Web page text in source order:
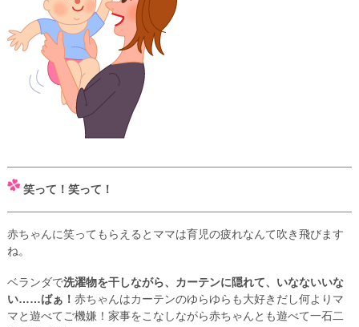
笑って！笑って！
赤ちゃんに笑ってもらえるとママは育児の疲れなんて吹き飛びます
ね。
ベランダで洗濯物を干しながら、カーテンに隠れて、いなないいな
い……ばぁ！ 赤ちゃんはカーテンのゆらゆらも大好きだし何よりマ
マと遊べてご機嫌！家事をこなしながら赤ちゃんとも遊べて一石二